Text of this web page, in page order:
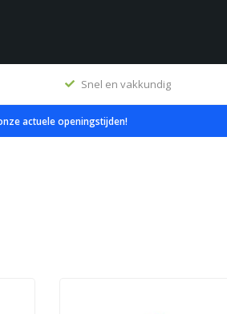
Snel en vakkundig
actuele openingstijden!